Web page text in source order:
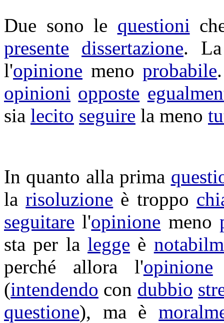
Due sono le questioni
presente
dissertazione.
l'opinione menoprobabile
opinioni opposte
sia lecito seguire la meno
In quanto alla prima
larisoluzione è troppo
seguitare l'opinione meno
sta per lalegge è
perché allora l'opinione
(intendendo con dubbio
questione), ma è